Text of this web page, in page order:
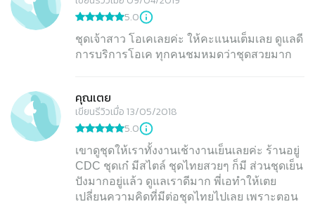
5.0
ชุดเจ้าสาว โอเคเลยค่ะ ให้คะแนนเต็มเลย ดูแลดี
การบริการโอเค ทุกคนชมหมดว่าชุดสวยมาก
คุณเตย
เขียนรีวิวเมื่อ 13/05/2018
5.0
เขาดูชุดให้เราทั้งงานเช้างานเย็นเลยค่ะ ร้านอยู่
CDC ชุดเก๋ มีสไตล์ ชุดไทยสวยๆ ก็มี ส่วนชุดเย็น
ปังมากอยู่แล้ว ดูแลเราดีมาก พี่เอทำให้เตย
เปลี่ยนความคิดที่มีต่อชุดไทยไปเลย เพราะตอน